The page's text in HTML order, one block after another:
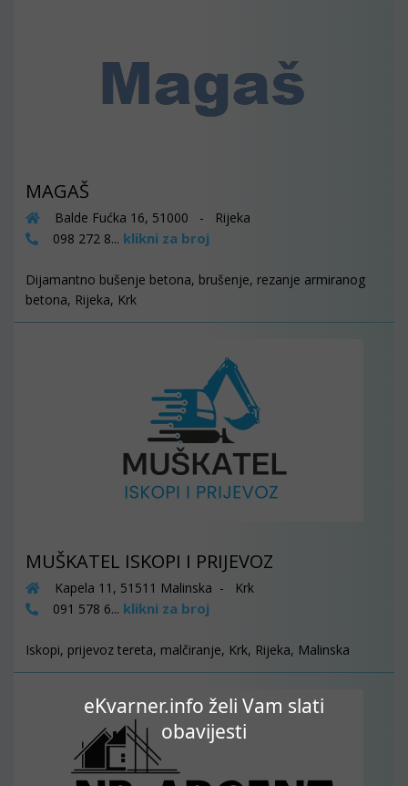
eKvarner.info želi Vam slati
obavijesti
MAGAŠ
Balde Fućka 16, 51000 - Rijeka
098 272 8... klikni za broj
Dijamantno bušenje betona, brušenje, rezanje armiranog
betona, Rijeka, Krk
MUŠKATEL ISKOPI I PRIJEVOZ
Kapela 11, 51511 Malinska - Krk
091 578 6... klikni za broj
Iskopi, prijevoz tereta, malčiranje, Krk, Rijeka, Malinska